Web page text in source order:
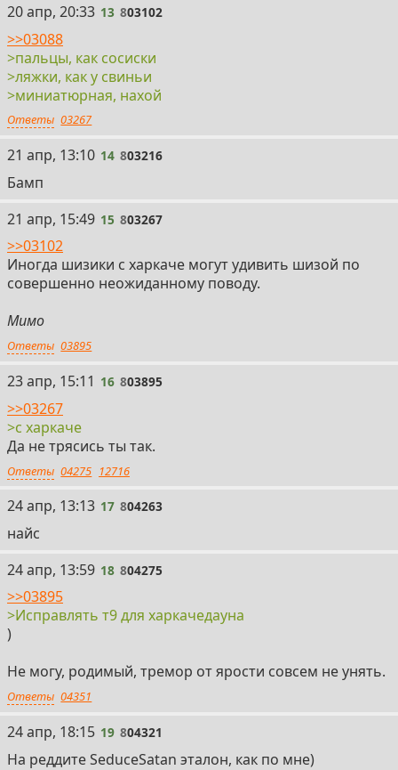
13
20 апр, 20:33 13 803102
>>03088
>пальцы, как сосиски
>ляжки, как у свиньи
>миниатюрная, нахой
Ответы 03267
14
21 апр, 13:10 14 803216
Бамп
15
21 апр, 15:49 15 803267
>>03102
Иногда шизики с харкаче могут удивить шизой по
совершенно неожиданному поводу.
Мимо
Ответы 03895
16
23 апр, 15:11 16 803895
>>03267
>с харкаче
Да не трясись ты так.
Ответы 04275 12716
17
24 апр, 13:13 17 804263
найс
18
24 апр, 13:59 18 804275
>>03895
>Исправлять т9 для харкачедауна
)
Не могу, родимый, тремор от ярости совсем не унять.
Ответы 04351
19
24 апр, 18:15 19 804321
На реддите SeduceSatan эталон, как по мне)